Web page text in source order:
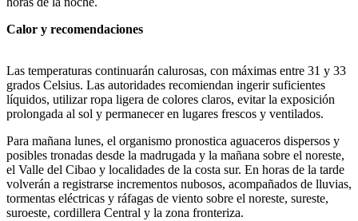
Calor y recomendaciones
Las temperaturas continuarán calurosas, con máximas entre 31 y 33
grados Celsius. Las autoridades recomiendan ingerir suficientes
líquidos, utilizar ropa ligera de colores claros, evitar la exposición
prolongada al sol y permanecer en lugares frescos y ventilados.
Para mañana lunes, el organismo pronostica aguaceros dispersos y
posibles tronadas desde la madrugada y la mañana sobre el noreste,
el Valle del Cibao y localidades de la costa sur. En horas de la tarde
volverán a registrarse incrementos nubosos, acompañados de lluvias,
tormentas eléctricas y ráfagas de viento sobre el noreste, sureste,
suroeste, cordillera Central y la zona fronteriza.